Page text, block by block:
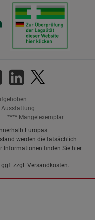
Ausstattung
**** Mängelexemplar
Europas.
werden die tatsächlich
Informationen finden Sie hier.
zzgl. Versandkosten.